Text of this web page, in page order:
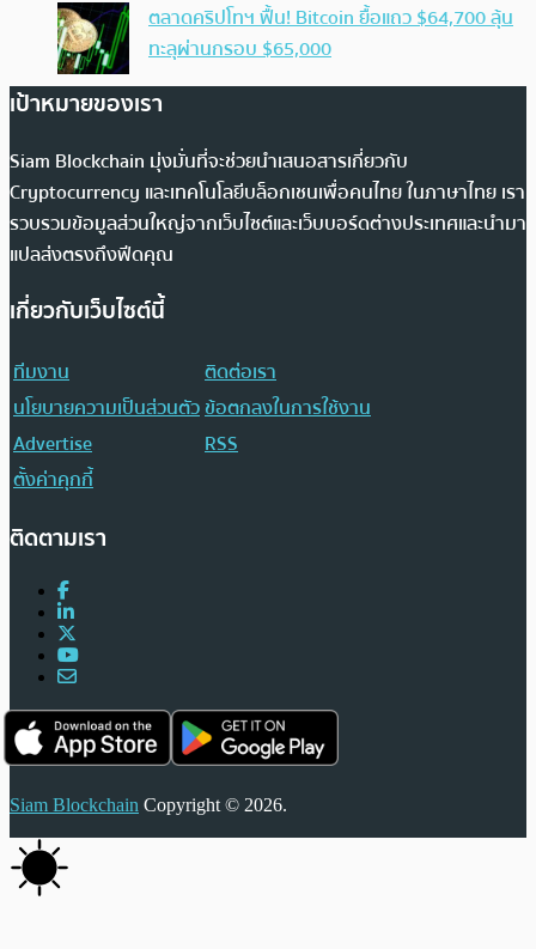
ตลาดคริปโทฯ ฟื้น! Bitcoin ยื้อแถว $64,700 ลุ้น
ทะลุผ่านกรอบ $65,000
เป้าหมายของเรา
Siam Blockchain มุ่งมั่นที่จะช่วยนำเสนอสารเกี่ยวกับ
Cryptocurrency และเทคโนโลยีบล็อกเชนเพื่อคนไทย ในภาษาไทย เรา
รวบรวมข้อมูลส่วนใหญ่จากเว็บไซต์และเว็บบอร์ดต่างประเทศและนำมา
แปลส่งตรงถึงฟีดคุณ
เกี่ยวกับเว็บไซต์นี้
ทีมงาน
ติดต่อเรา
นโยบายความเป็นส่วนตัวข้อตกลงในการใช้งาน
Advertise
RSS
ตั้งค่าคุกกี้
ติดตามเรา
Siam Blockchain Copyright © 2026.